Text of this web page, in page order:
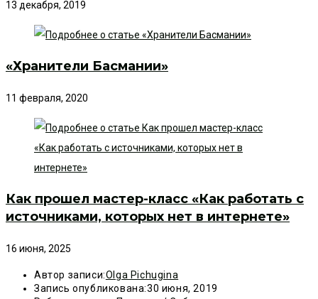
13 декабря, 2019
«Хранители Басмании»
11 февраля, 2020
Как прошел мастер-класс «Как работать с
источниками, которых нет в интернете»
16 июня, 2025
Автор записи:Olga Pichugina
Запись опубликована:30 июня, 2019